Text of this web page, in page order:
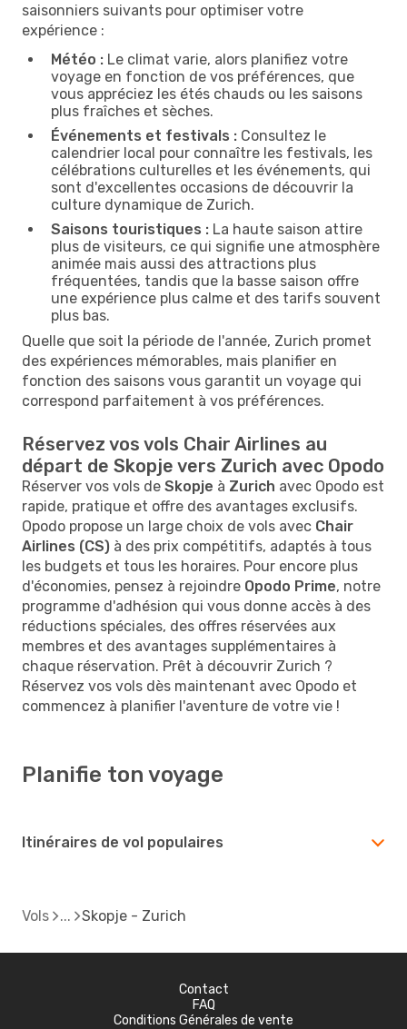
saisonniers suivants pour optimiser votre
expérience :
Météo : Le climat varie, alors planifiez votre
voyage en fonction de vos préférences, que
vous appréciez les étés chauds ou les saisons
plus fraîches et sèches.
Événements et festivals : Consultez le
calendrier local pour connaître les festivals, les
célébrations culturelles et les événements, qui
sont d'excellentes occasions de découvrir la
culture dynamique de Zurich.
Saisons touristiques : La haute saison attire
plus de visiteurs, ce qui signifie une atmosphère
animée mais aussi des attractions plus
fréquentées, tandis que la basse saison offre
une expérience plus calme et des tarifs souvent
plus bas.
Quelle que soit la période de l'année, Zurich promet
des expériences mémorables, mais planifier en
fonction des saisons vous garantit un voyage qui
correspond parfaitement à vos préférences.
Réservez vos vols Chair Airlines au
départ de Skopje vers Zurich avec Opodo
Réserver vos vols de Skopje à Zurich avec Opodo est
rapide, pratique et offre des avantages exclusifs.
Opodo propose un large choix de vols avec Chair
Airlines (CS) à des prix compétitifs, adaptés à tous
les budgets et tous les horaires. Pour encore plus
d'économies, pensez à rejoindre Opodo Prime, notre
programme d'adhésion qui vous donne accès à des
réductions spéciales, des offres réservées aux
membres et des avantages supplémentaires à
chaque réservation. Prêt à découvrir Zurich ?
Réservez vos vols dès maintenant avec Opodo et
commencez à planifier l'aventure de votre vie !
Planifie ton voyage
Itinéraires de vol populaires
Vols Skopje - Zurich
Contact
FAQ
Conditions Générales de vente